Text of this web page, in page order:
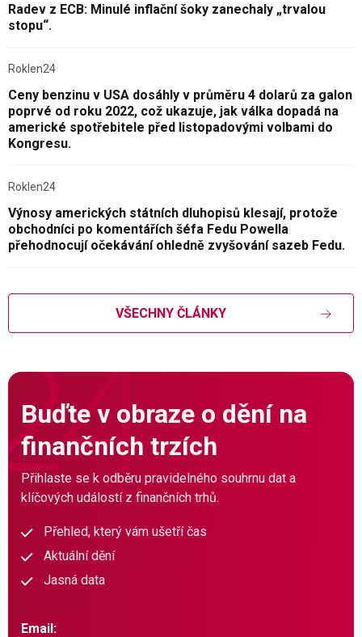
Radev z ECB: Minulé inflační šoky zanechaly „trvalou
stopu“.
Roklen24
Ceny benzinu v USA dosáhly v průměru 4 dolarů za galon
poprvé od roku 2022, což ukazuje, jak válka dopadá na
americké spotřebitele před listopadovými volbami do
Kongresu.
Roklen24
Výnosy amerických státních dluhopisů klesají, protože
obchodníci po komentářích šéfa Fedu Powella
přehodnocují očekávání ohledně zvyšování sazeb Fedu.
VŠECHNY ČLÁNKY
Buďte v obraze o dění na
finančních trzích
Přihlaste se k odběru pravidelného souhrnu dat a
klíčových událostí z finančních trhů.
Přehled, který vám ušetří čas
Aktuální dění
Jasná data
Email: